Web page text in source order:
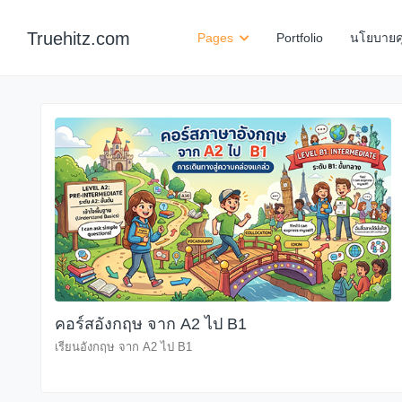
Truehitz.com Pages Portfolio นโยบาย
คอร์สอังกฤษ จาก A2 ไป B1
เรียนอังกฤษ จาก A2 ไป B1